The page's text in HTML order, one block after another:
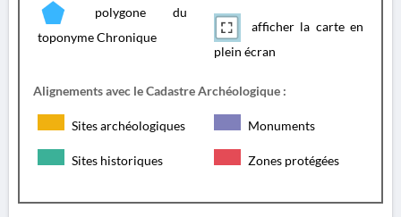
polygone du
toponyme Chronique
afficher la carte en
plein écran
Alignements avec le Cadastre Archéologique :
Sites archéologiques Monuments
Sites historiques Zones protégées